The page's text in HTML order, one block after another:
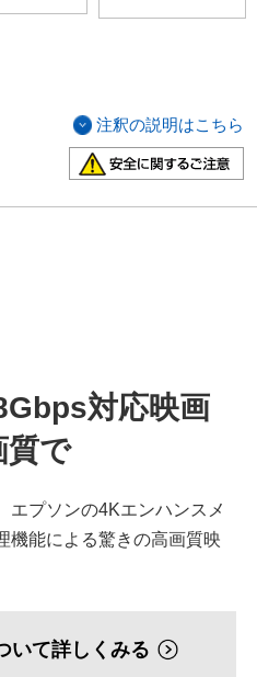
注釈の説明はこちら
対応映画
質で
エプソンの4Kエンハンスメ
機能による驚きの高画質映
いて詳しくみる